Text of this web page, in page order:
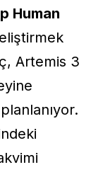
Human
Artemis 3